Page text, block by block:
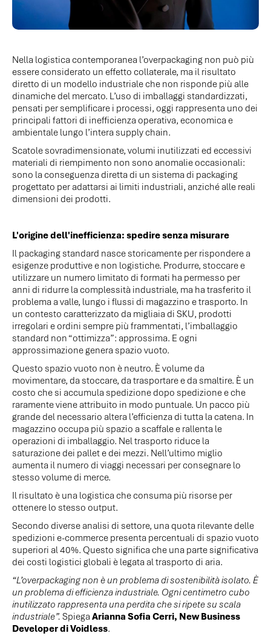
Nella logistica contemporanea l’overpackaging non può più
essere considerato un effetto collaterale, ma il risultato
diretto di un modello industriale che non risponde più alle
dinamiche del mercato. L’uso di imballaggi standardizzati,
pensati per semplificare i processi, oggi rappresenta uno dei
principali fattori di inefficienza operativa, economica e
ambientale lungo l’intera supply chain.
Scatole sovradimensionate, volumi inutilizzati ed eccessivi
materiali di riempimento non sono anomalie occasionali:
sono la conseguenza diretta di un sistema di packaging
progettato per adattarsi ai limiti industriali, anziché alle reali
dimensioni dei prodotti.
L'origine dell'inefficienza: spedire senza misurare
Il packaging standard nasce storicamente per rispondere a
esigenze produttive e non logistiche. Produrre, stoccare e
utilizzare un numero limitato di formati ha permesso per
anni di ridurre la complessità industriale, ma ha trasferito il
problema a valle, lungo i flussi di magazzino e trasporto. In
un contesto caratterizzato da migliaia di SKU, prodotti
irregolari e ordini sempre più frammentati, l’imballaggio
standard non “ottimizza”: approssima. E ogni
approssimazione genera spazio vuoto.
Questo spazio vuoto non è neutro. È volume da
movimentare, da stoccare, da trasportare e da smaltire. È un
costo che si accumula spedizione dopo spedizione e che
raramente viene attribuito in modo puntuale. Un pacco più
grande del necessario altera l’efficienza di tutta la catena. In
magazzino occupa più spazio a scaffale e rallenta le
operazioni di imballaggio. Nel trasporto riduce la
saturazione dei pallet e dei mezzi. Nell’ultimo miglio
aumenta il numero di viaggi necessari per consegnare lo
stesso volume di merce.
Il risultato è una logistica che consuma più risorse per
ottenere lo stesso output.
Secondo diverse analisi di settore, una quota rilevante delle
spedizioni e-commerce presenta percentuali di spazio vuoto
superiori al 40%. Questo significa che una parte significativa
dei costi logistici globali è legata al trasporto di aria.
“L’overpackaging non è un problema di sostenibilità isolato. È
un problema di efficienza industriale. Ogni centimetro cubo
inutilizzato rappresenta una perdita che si ripete su scala
industriale”. SpiegaArianna Sofia Cerri, New Business
Developer diVoidless.